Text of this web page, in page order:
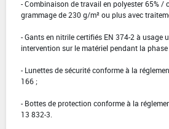
- Combinaison de travail en polyester 65% /
grammage de 230 g/m² ou plus avec
- Gants en nitrile certifiés EN 374-2 à usage
intervention sur le matériel pendant la
- Lunettes de sécurité conforme à la
166 ;
- Bottes de protection conforme à la
13 832-3.